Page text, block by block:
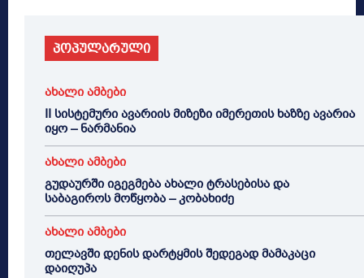
პოპულარული
ახალი ამბები
II სისტემური ავარიის მიზეზი იმერეთის ხაზზე ავარია
იყო – ნარმანია
ახალი ამბები
გუდაურში იგეგმება ახალი ტრასებისა და
საბაგიროს მოწყობა – კობახიძე
ახალი ამბები
თელავში დენის დარტყმის შედეგად მამაკაცი
დაიღუპა